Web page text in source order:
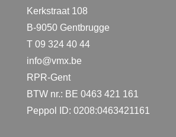
Kerkstraat 108
B-9050 Gentbrugge
T 09 324 40 44
info@vmx.be
RPR-Gent
BTW nr.: BE 0463 421 161
Peppol ID: 0208:0463421161